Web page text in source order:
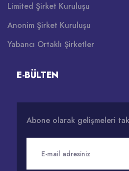
Limited Şirket Kuruluşu
Anonim Şirket Kuruluşu
Yabancı Ortaklı Şirketler
E-BÜLTEN
Abone olarak gelişmeleri